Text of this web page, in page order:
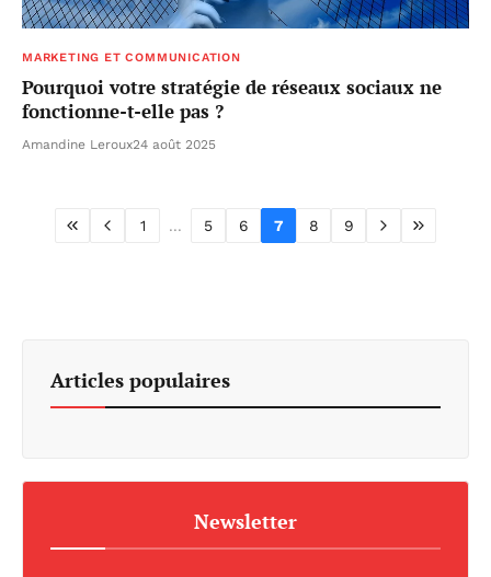
MARKETING ET COMMUNICATION
Pourquoi votre stratégie de réseaux sociaux ne
fonctionne-t-elle pas ?
Amandine Leroux24 août 2025
1 ... 5 6 7 8 9
Articles populaires
Newsletter